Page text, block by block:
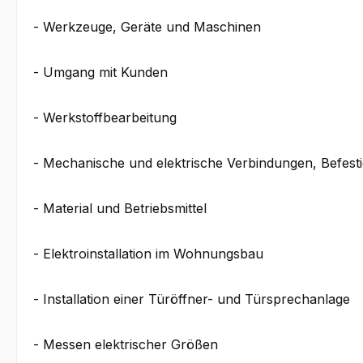
- Werkzeuge, Geräte und Maschinen
- Umgang mit Kunden
- Werkstoffbearbeitung
- Mechanische und elektrische Verbindungen,
- Material und Betriebsmittel
- Elektroinstallation im Wohnungsbau
- Installation einer Türöffner- und Türsprechanlage
- Messen elektrischer Größen